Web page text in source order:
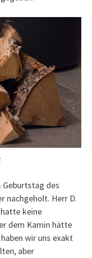
Geburtstag des
nachgeholt. Herr D.
keine
dem Kamin hätte
wir uns exakt
aber